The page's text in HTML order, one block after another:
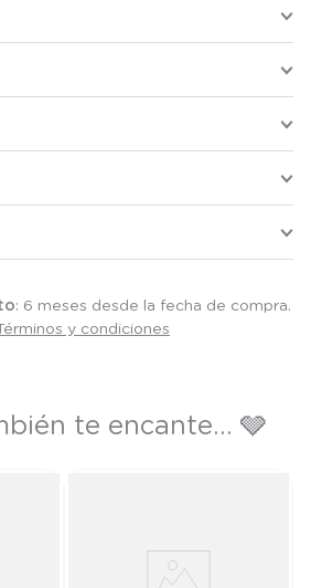
: 6 meses desde la fecha de compra.
y condiciones
te encante... 🩶